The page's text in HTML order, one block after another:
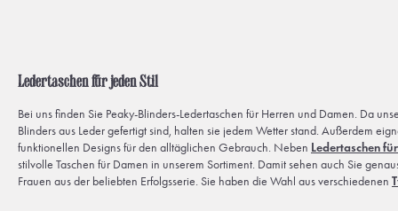
Ledertaschen für jeden Stil
Bei uns finden Sie Peaky-Blinders-Ledertaschen für Herren und Damen. Da
Blinders aus Leder gefertigt sind, halten sie jedem Wetter stand. Außerdem
funktionellen Designs für den alltäglichen Gebrauch. Neben Ledertaschen
stilvolle Taschen für Damen in unserem Sortiment. Damit sehen auch Sie
Frauen aus der beliebten Erfolgsserie. Sie haben die Wahl aus verschiedenen